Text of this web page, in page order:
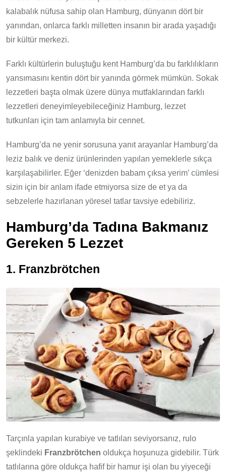
kalabalık nüfusa sahip olan Hamburg, dünyanın dört bir
yanından, onlarca farklı milletten insanın bir arada yaşadığı
bir kültür merkezi.
Farklı kültürlerin buluştuğu kent Hamburg’da bu farklılıkların
yansımasını kentin dört bir yanında görmek mümkün. Sokak
lezzetleri başta olmak üzere dünya mutfaklarından farklı
lezzetleri deneyimleyebileceğiniz Hamburg, lezzet
tutkunları için tam anlamıyla bir cennet.
Hamburg’da ne yenir sorusuna yanıt arayanlar Hamburg’da
leziz balık ve deniz ürünlerinden yapılan yemeklerle sıkça
karşılaşabilirler. Eğer ‘denizden babam çıksa yerim’ cümlesi
sizin için bir anlam ifade etmiyorsa size de et ya da
sebzelerle hazırlanan yöresel tatlar tavsiye edebiliriz.
Hamburg’da Tadına Bakmanız
Gereken 5 Lezzet
1. Franzbrötchen
Tarçınla yapılan kurabiye ve tatlıları seviyorsanız, rulo
şeklindeki Franzbrötchen oldukça hoşunuza gidebilir. Türk
tatlılarına göre oldukça hafif bir hamur işi olan bu yiyeceği